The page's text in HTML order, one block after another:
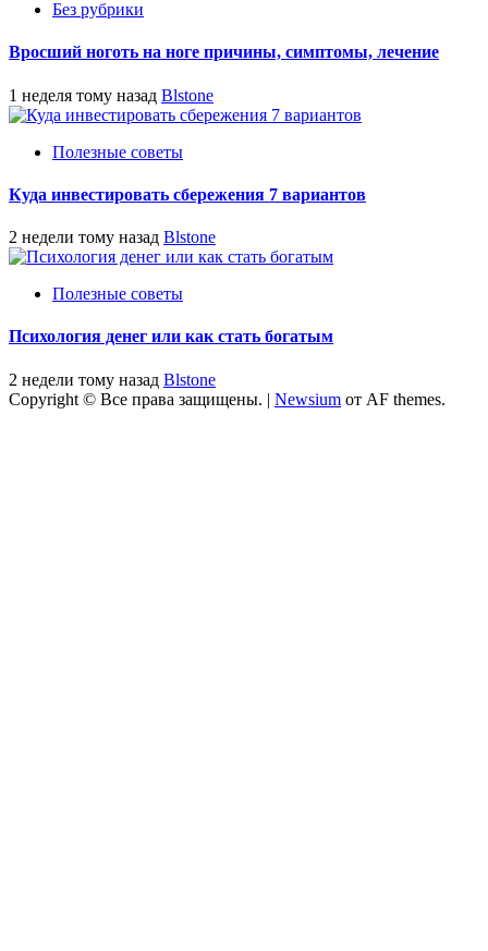
Без рубрики
Вросший ноготь на ноге причины, симптомы, лечение
1 неделя тому назад Blstone
Полезные советы
Куда инвестировать сбережения 7 вариантов
2 недели тому назад Blstone
Полезные советы
Психология денег или как стать богатым
2 недели тому назад Blstone
Copyright © Все права защищены. | Newsium от AF themes.